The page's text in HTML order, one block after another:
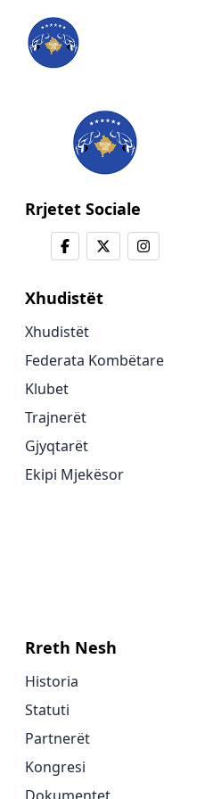
Rrjetet Sociale
Xhudistët
Xhudistët
Federata Kombëtare
Klubet
Trajnerët
Gjyqtarët
Ekipi Mjekësor
Rreth Nesh
Historia
Statuti
Partnerët
Kongresi